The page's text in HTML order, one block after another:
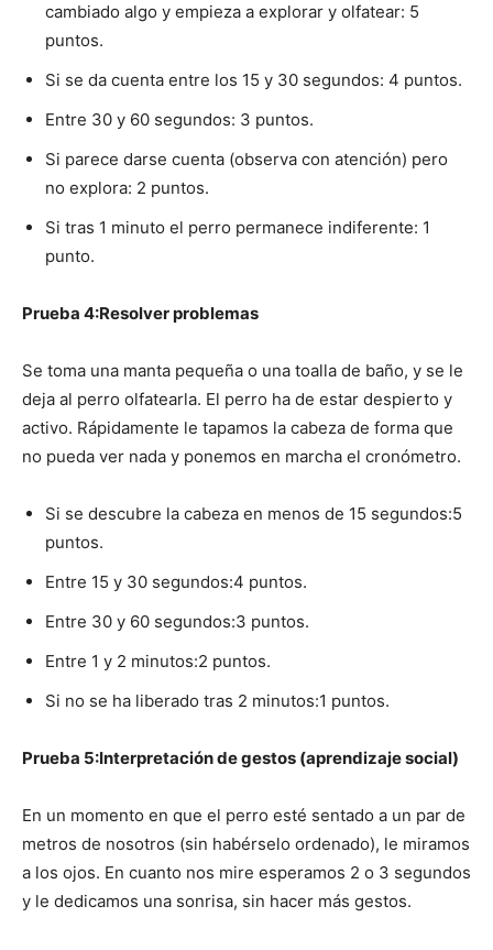
cambiado algo y empieza a explorar y olfatear: 5
puntos.
Si se da cuenta entre los 15 y 30 segundos: 4 puntos.
Entre 30 y 60 segundos: 3 puntos.
Si parece darse cuenta (observa con atención) pero
no explora: 2 puntos.
Si tras 1 minuto el perro permanece indiferente: 1
punto.
Prueba 4:Resolver problemas
Se toma una manta pequeña o una toalla de baño, y se le
deja al perro olfatearla. El perro ha de estar despierto y
activo. Rápidamente le tapamos la cabeza de forma que
no pueda ver nada y ponemos en marcha el cronómetro.
Si se descubre la cabeza en menos de 15 segundos:5
puntos.
Entre 15 y 30 segundos:4 puntos.
Entre 30 y 60 segundos:3 puntos.
Entre 1 y 2 minutos:2 puntos.
Si no se ha liberado tras 2 minutos:1 puntos.
Prueba 5:Interpretación de gestos (aprendizaje social)
En un momento en que el perro esté sentado a un par de
metros de nosotros (sin habérselo ordenado), le miramos
a los ojos. En cuanto nos mire esperamos 2 o 3 segundos
y le dedicamos una sonrisa, sin hacer más gestos.